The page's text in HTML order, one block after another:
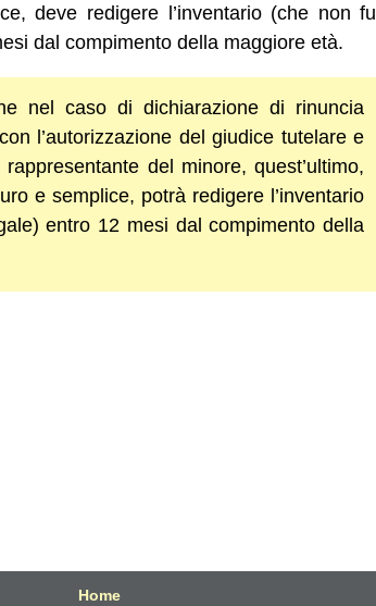
Home
deve redigere l’inventario (che non fu
dal compimento della maggiore età.
nel caso di dichiarazione di rinuncia
l’autorizzazione del giudice tutelare e
del minore, quest’ultimo,
e semplice, potrà redigere l’inventario
entro 12 mesi dal compimento della